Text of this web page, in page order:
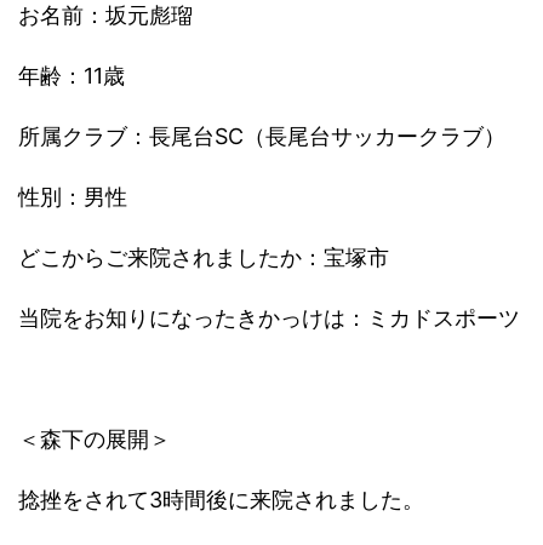
お名前：坂元彪瑠
年齢：11歳
所属クラブ：長尾台SC（長尾台サッカークラブ）
性別：男性
どこからご来院されましたか：宝塚市
当院をお知りになったきかっけは：ミカドスポーツ
＜森下の展開＞
捻挫をされて3時間後に来院されました。